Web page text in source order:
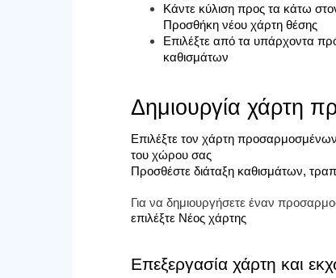
Κάντε κύλιση προς τα κάτω
Προσθήκη νέου χάρτη θέσης
Επιλέξτε από τα υπάρχοντα
καθισμάτων
Δημιουργία χάρτη
Επιλέξτε τον χάρτη
του χώρου σας
Προσθέστε διάταξη καθισμάτων,
Για να δημιουργήσετε έναν
επιλέξτε Νέος χάρτης
Επεξεργασία χάρτη και